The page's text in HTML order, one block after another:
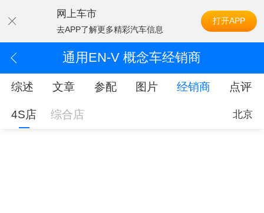
网上车市
去APP了解更多精彩汽车信息
打开APP
通用EN-V 概念车经销商
综述 文章 参配 图片 经销商 点评
4S店 综合店 北京